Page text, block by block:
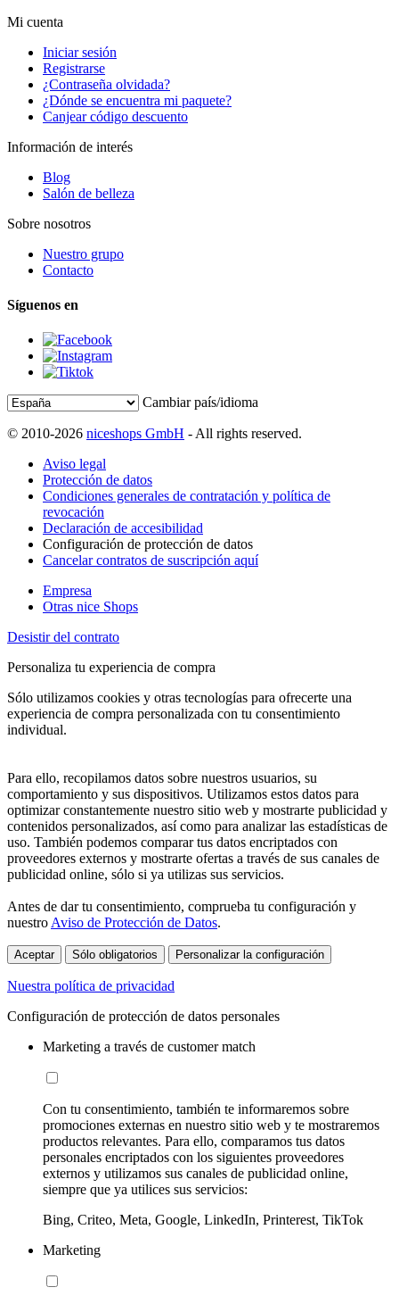
Mi cuenta
Iniciar sesión
Registrarse
¿Contraseña olvidada?
¿Dónde se encuentra mi paquete?
Canjear código descuento
Información de interés
Blog
Salón de belleza
Sobre nosotros
Nuestro grupo
Contacto
Síguenos en
Cambiar país/idioma
© 2010-2026 niceshops GmbH - All rights reserved.
Aviso legal
Protección de datos
Condiciones generales de contratación y política de
revocación
Declaración de accesibilidad
Configuración de protección de datos
Cancelar contratos de suscripción aquí
Empresa
Otras nice Shops
Desistir del contrato
Personaliza tu experiencia de compra
Sólo utilizamos cookies y otras tecnologías para ofrecerte una
experiencia de compra personalizada con tu consentimiento
individual.
Para ello, recopilamos datos sobre nuestros usuarios, su
comportamiento y sus dispositivos. Utilizamos estos datos para
optimizar constantemente nuestro sitio web y mostrarte publicidad y
contenidos personalizados, así como para analizar las estadísticas de
uso. También podemos comparar tus datos encriptados con
proveedores externos y mostrarte ofertas a través de sus canales de
publicidad online, sólo si ya utilizas sus servicios.
Antes de dar tu consentimiento, comprueba tu configuración y
nuestro Aviso de Protección de Datos.
Aceptar Sólo obligatorios Personalizar la configuración
Nuestra política de privacidad
Configuración de protección de datos personales
Marketing a través de customer match
Con tu consentimiento, también te informaremos sobre
promociones externas en nuestro sitio web y te mostraremos
productos relevantes. Para ello, comparamos tus datos
personales encriptados con los siguientes proveedores
externos y utilizamos sus canales de publicidad online,
siempre que ya utilices sus servicios:
Bing, Criteo, Meta, Google, LinkedIn, Printerest, TikTok
Marketing